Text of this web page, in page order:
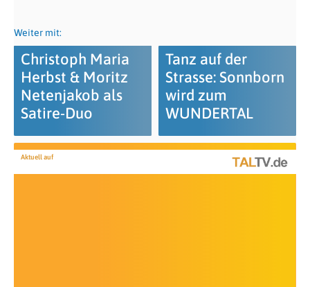
Weiter mit:
Christoph Maria
Herbst & Moritz
Netenjakob als
Satire-Duo
Tanz auf der
Strasse: Sonnborn
wird zum
WUNDERTAL
Aktuell auf